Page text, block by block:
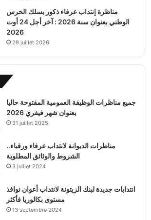
مناظرة إنتداب عرفاء ذكور بسلك الحرس
الوطني بعنوان سنة 2026 : آخر أجل 24 أوت
2026
29 juillet 2026
جميع مناظرات الوظيفة العمومية المفتوحة حاليا
بعنوان شهر فيفري 2026
31 juillet 2025
مناظرات الديوانة لانتداب عرفاء ورقباء..
الشروط والوثائق المطلوبة
3 juillet 2024
انتدابات جديدة لبنك الزيتونة لانتداب أعوان نوافذ
مستوى بكالوريا فأكثر
13 septembre 2024